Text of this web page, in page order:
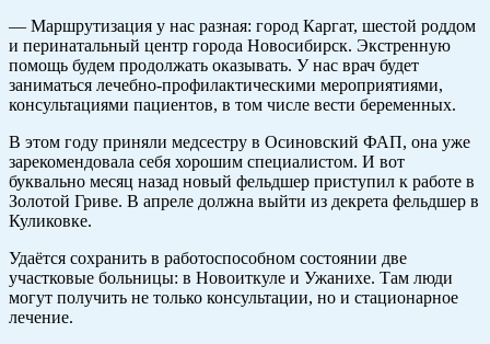
— Маршрутизация у нас разная: город Каргат, шестой роддом
и перинатальный центр города Новосибирск. Экстренную
помощь будем продолжать оказывать. У нас врач будет
заниматься лечебно-профилактическими мероприятиями,
консультациями пациентов, в том числе вести беременных.
В этом году приняли медсестру в Осиновский ФАП, она уже
зарекомендовала себя хорошим специалистом. И вот
буквально месяц назад новый фельдшер приступил к работе в
Золотой Гриве. В апреле должна выйти из декрета фельдшер в
Куликовке.
Удаётся сохранить в работоспособном состоянии две
участковые больницы: в Новоиткуле и Ужанихе. Там люди
могут получить не только консультации, но и стационарное
лечение.